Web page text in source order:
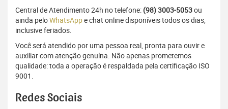
Central de Atendimento 24h no telefone: (98) 3003-5053ou
ainda peloWhatsAppe chat online disponíveis todos os dias,
inclusive feriados.
Você será atendido por uma pessoa real, pronta para ouvir e
auxiliar com atenção genuína. Não apenas prometemos
qualidade: toda a operação é respaldada pela certificação ISO
9001.
Redes Sociais